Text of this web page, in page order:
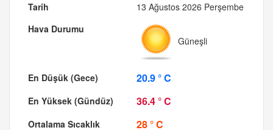
13 Ağustos 2026 Perşembe
Güneşli
20.9 ° C
36.4 ° C
28 ° C